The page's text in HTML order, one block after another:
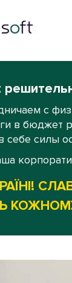
с
в бюджет
себе силы